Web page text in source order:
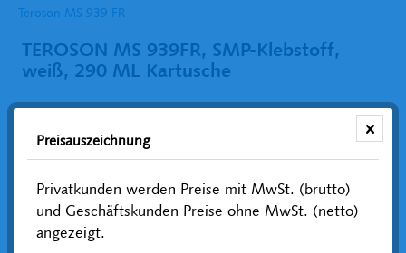
Teroson MS 939 FR
TEROSON MS 939FR, SMP-Klebstoff,
weiß, 290 ML Kartusche
Preisauszeichnung
Privatkunden werden Preise mit MwSt. (brutto)
und Geschäftskunden Preise ohne MwSt. (netto)
angezeigt.